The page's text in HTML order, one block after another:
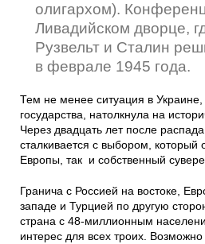
олигархом).
Ливадийском дворце,
Рузвельт и Сталин
в феврале 1945 года.
Тем не менее ситуация в
государства, натолкнула на
Через двадцать лет после
сталкивается с выбором, который
Европы, так и собственный
Гранича с Россией на востоке,
западе и Турцией по другую
страна с 48-миллионным
интерес для всех троих.